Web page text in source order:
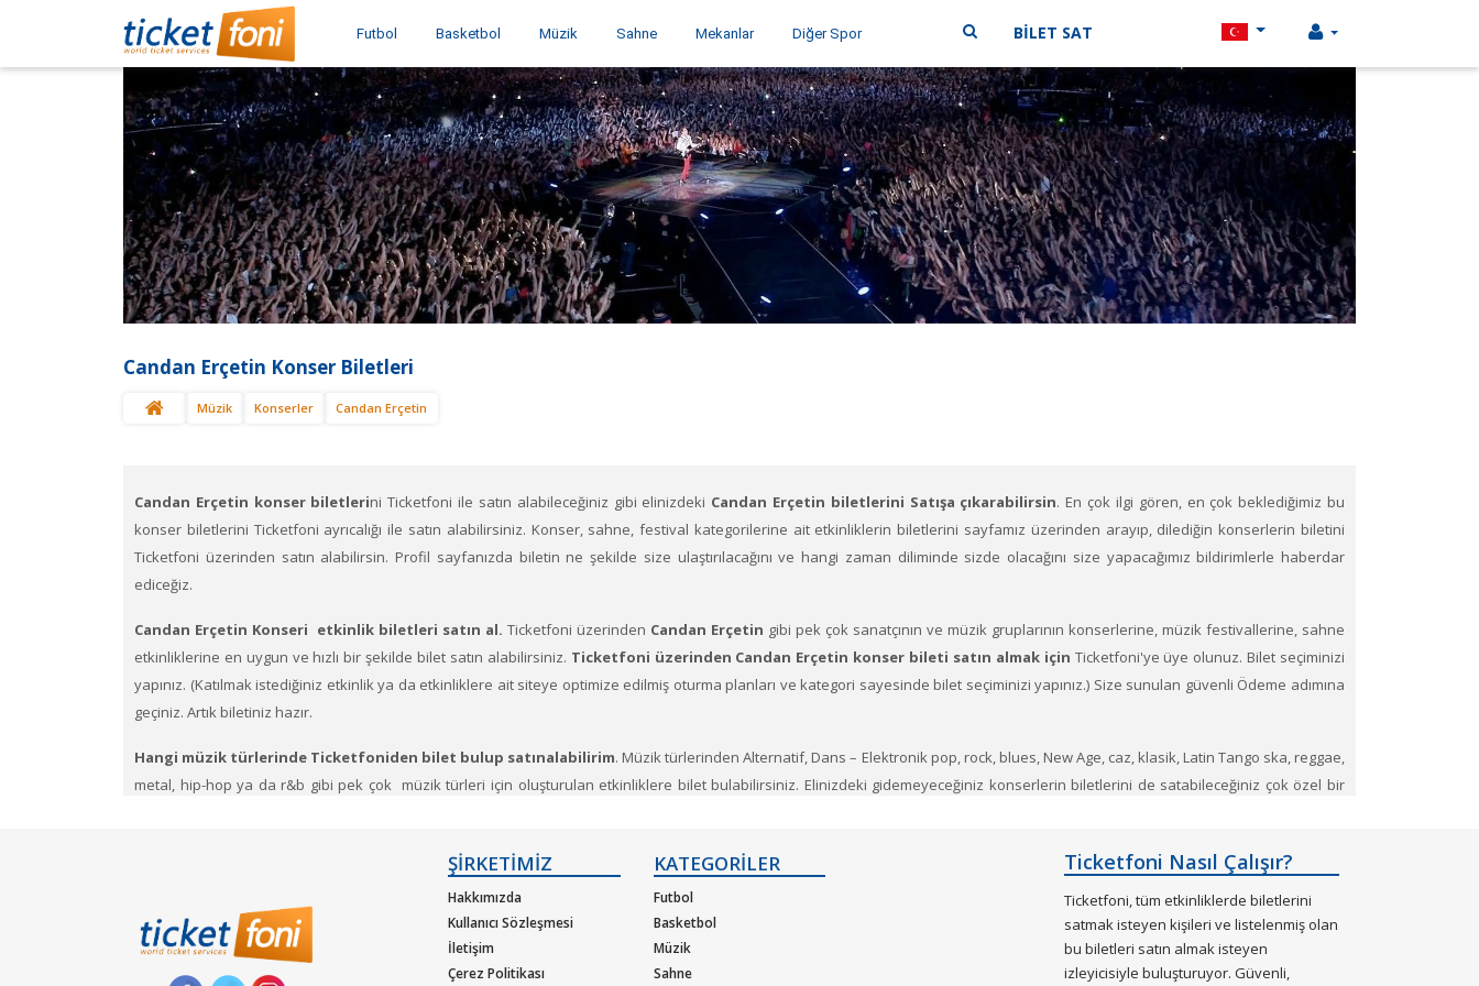
Futbol Basketbol Müzik Sahne Mekanlar Diğer Spor BİLET SAT
Candan Erçetin Konser Biletleri
Müzik Konserler Candan Erçetin
Candan Erçetin konser biletlerini Ticketfoni ile satın alabileceğiniz gibi elinizdeki Candan Erçetin biletlerini Satışa çıkarabilirsin. En çok ilgi gören, en çok beklediğimiz bu
konser biletlerini Ticketfoni ayrıcalığı ile satın alabilirsiniz. Konser, sahne, festival kategorilerine ait etkinliklerin biletlerini sayfamız üzerinden arayıp, dilediğin konserlerin biletini
Ticketfoni üzerinden satın alabilirsin. Profil sayfanızda biletin ne şekilde size ulaştırılacağını ve hangi zaman diliminde sizde olacağını size yapacağımız bildirimlerle haberdar
ediceğiz.
Candan Erçetin Konseri etkinlik biletleri satın al. Ticketfoni üzerinden Candan Erçetin gibi pek çok sanatçının ve müzik gruplarının konserlerine, müzik festivallerine, sahne
etkinliklerine en uygun ve hızlı bir şekilde bilet satın alabilirsiniz. Ticketfoni üzerinden Candan Erçetin konser bileti satın almak için Ticketfoni'ye üye olunuz. Bilet seçiminizi
yapınız. (Katılmak istediğiniz etkinlik ya da etkinliklere ait siteye optimize edilmiş oturma planları ve kategori sayesinde bilet seçiminizi yapınız.) Size sunulan güvenli Ödeme adımına
geçiniz. Artık biletiniz hazır.
Hangi müzik türlerinde Ticketfoniden bilet bulup satınalabilirim. Müzik türlerinden Alternatif, Dans – Elektronik pop, rock, blues, New Age, caz, klasik, Latin Tango ska, reggae,
metal, hip-hop ya da r&b gibi pek çok müzik türleri için oluşturulan etkinliklere bilet bulabilirsiniz. Elinizdeki gidemeyeceğiniz konserlerin biletlerini de satabileceğiniz çok özel bir
Dünya çapında en çok dinlenen, dünyada en çok konser veren sanatçıların soluksuz konser turneleriyle biletleri günler öncesinden tükenen etkinliklerin biletlerini Ticketfoni
ŞİRKETİMİZ
Hakkımızda
Kullanıcı Sözleşmesi
İletişim
Çerez Politikası
KATEGORİLER
Futbol
Basketbol
Müzik
Sahne
Ticketfoni Nasıl Çalışır?
Ticketfoni, tüm etkinliklerde biletlerini
satmak isteyen kişileri ve listelenmiş olan
bu biletleri satın almak isteyen
izleyicisiyle buluşturuyor. Güvenli,